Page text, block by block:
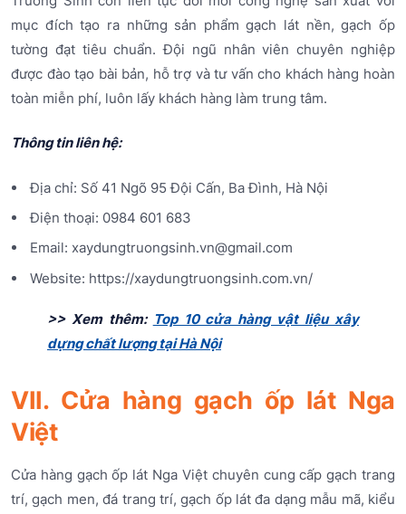
mục đích tạo ra những sản phẩm gạch lát nền, gạch ốp
tường đạt tiêu chuẩn. Đội ngũ nhân viên chuyên nghiệp
được đào tạo bài bản, hỗ trợ và tư vấn cho khách hàng hoàn
toàn miễn phí, luôn lấy khách hàng làm trung tâm.
Thông tin liên hệ:
Địa chỉ: Số 41 Ngõ 95 Đội Cấn, Ba Đình, Hà Nội
Điện thoại: 0984 601 683
Email: xaydungtruongsinh.vn@gmail.com
Website: https://xaydungtruongsinh.com.vn/
>> Xem thêm: Top 10 cửa hàng vật liệu xây
dựng chất lượng tại Hà Nội
VII. Cửa hàng gạch ốp lát Nga
Việt
Cửa hàng gạch ốp lát Nga Việt chuyên cung cấp gạch trang
trí, gạch men, đá trang trí, gạch ốp lát đa dạng mẫu mã, kiểu